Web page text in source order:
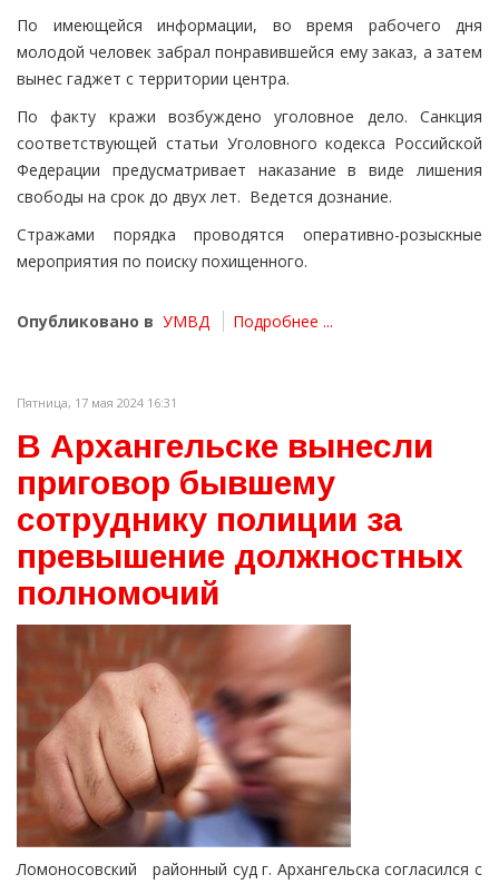
По имеющейся информации, во время рабочего дня
молодой человек забрал понравившейся ему заказ, а затем
вынес гаджет с территории центра.
По факту кражи возбуждено уголовное дело. Санкция
соответствующей статьи Уголовного кодекса Российской
Федерации предусматривает наказание в виде лишения
свободы на срок до двух лет. Ведется дознание.
Стражами порядка проводятся оперативно-розыскные
мероприятия по поиску похищенного.
Опубликовано в УМВД Подробнее ...
Пятница, 17 мая 2024 16:31
В Архангельске вынесли
приговор бывшему
сотруднику полиции за
превышение должностных
полномочий
Ломоносовский районный суд г. Архангельска согласился с